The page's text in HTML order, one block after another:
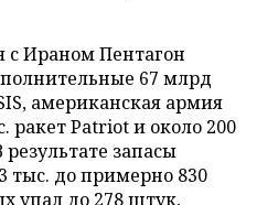
с Ираном Пентагон
67 млрд
американская армия
ракет Patriot и около 200
запасы
тыс. до примерно 830
упал до 278 штук,